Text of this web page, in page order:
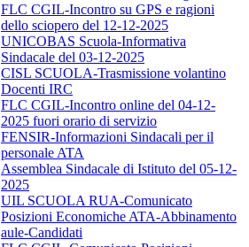
FLC CGIL-Incontro su GPS e ragioni
dello sciopero del 12-12-2025
UNICOBAS Scuola-Informativa
Sindacale del 03-12-2025
CISL SCUOLA-Trasmissione volantino
Docenti IRC
FLC CGIL-Incontro online del 04-12-
2025 fuori orario di servizio
FENSIR-Informazioni Sindacali per il
personale ATA
Assemblea Sindacale di Istituto del 05-12-
2025
UIL SCUOLA RUA-Comunicato
Posizioni Economiche ATA-Abbinamento
aule-Candidati